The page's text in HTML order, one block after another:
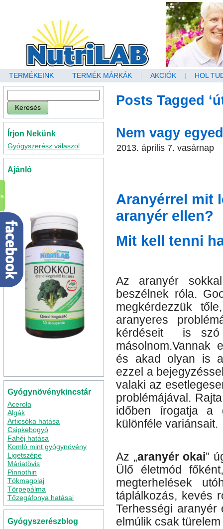
TERMÉKEINK TERMÉK MÁRKÁK AKCIÓK HOL
Írjon Nekünk
Gyógyszerész válaszol
Ajánló
Gyógynövénykincstár
Acerola
Algák
Articsóka hatása
Csipkebogyó
Fahéj hatása
Komló mint gyógynövény
Ligetszépe
Máriatövis
Pinnothin
Tökmagolaj
Törpepálma
Tőzegáfonya hatásai
Gyógyszerészblog
Posts Tagged
Nem vagy
2013. április 7. vasárnap
Aranyérrel mit
aranyér ellen?
Mit kell tenni
Az aranyér
beszélnek róla.
megkérdezzük
aranyeres
kérdéseit is szó
másolnom.Vannak
és akad olyan is
ezzel a
valaki az
problémájával.
időben írogatja a
különféle variánsait.
Az „aranyér okai”
Ülő életmód
megterhelések
táplálkozás, kevés
Terhességi aranyér
elmúlik csak